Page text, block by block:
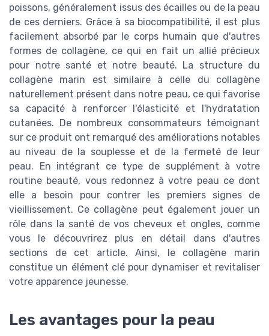
poissons, généralement issus des écailles ou de la peau
de ces derniers. Grâce à sa biocompatibilité, il est plus
facilement absorbé par le corps humain que d'autres
formes de collagène, ce qui en fait un allié précieux
pour notre santé et notre beauté. La structure du
collagène marin est similaire à celle du collagène
naturellement présent dans notre peau, ce qui favorise
sa capacité à renforcer l'élasticité et l'hydratation
cutanées. De nombreux consommateurs témoignant
sur ce produit ont remarqué des améliorations notables
au niveau de la souplesse et de la fermeté de leur
peau. En intégrant ce type de supplément à votre
routine beauté, vous redonnez à votre peau ce dont
elle a besoin pour contrer les premiers signes de
vieillissement. Ce collagène peut également jouer un
rôle dans la santé de vos cheveux et ongles, comme
vous le découvrirez plus en détail dans d'autres
sections de cet article. Ainsi, le collagène marin
constitue un élément clé pour dynamiser et revitaliser
votre apparence jeunesse.
Les avantages pour la peau